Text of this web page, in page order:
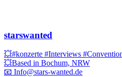
starswanted
💥#konzerte #Interviews
💥Based in Bochum, NRW
📧 Info@stars-wanted.de